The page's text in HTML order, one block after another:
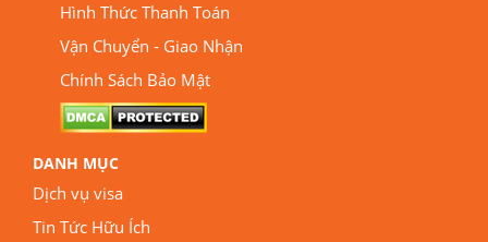
Hình Thức Thanh Toán
Vận Chuyển - Giao Nhận
Chính Sách Bảo Mật
DANH MỤC
Dịch vụ visa
Tin Tức Hữu Ích